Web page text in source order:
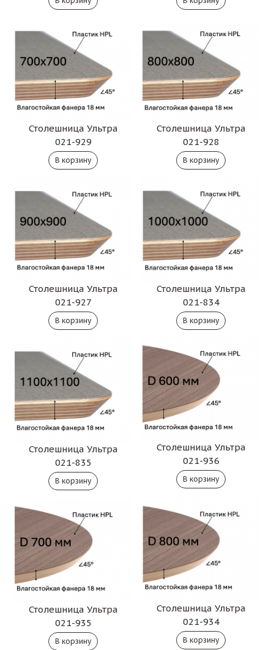
Столешница Ультра
021-929
Столешница Ультра
021-928
Столешница Ультра
021-927
Столешница Ультра
021-834
Столешница Ультра
021-835
Столешница Ультра
021-936
Столешница Ультра
021-935
Столешница Ультра
021-934